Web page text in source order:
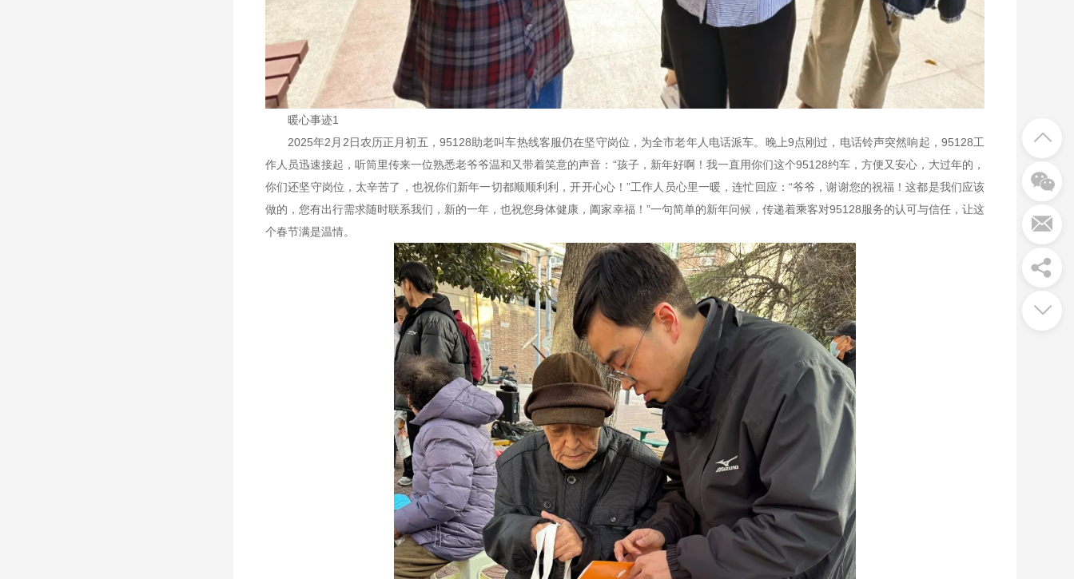
暖心事迹1
2025年2月2日农历正月初五，95128助老叫车热线客服仍在坚守岗位，为全市老年人电话派车。晚上9点刚过，电话铃声突然响起，95128工
作人员迅速接起，听筒里传来一位熟悉老爷爷温和又带着笑意的声音：“孩子，新年好啊！我一直用你们这个95128约车，方便又安心，大过年的，
你们还坚守岗位，太辛苦了，也祝你们新年一切都顺顺利利，开开心心！”工作人员心里一暖，连忙回应：“爷爷，谢谢您的祝福！这都是我们应该
做的，您有出行需求随时联系我们，新的一年，也祝您身体健康，阖家幸福！”一句简单的新年问候，传递着乘客对95128服务的认可与信任，让这
个春节满是温情。